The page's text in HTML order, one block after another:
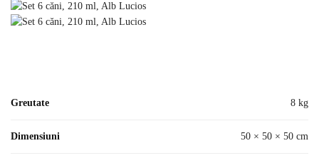
Greutate 8 kg
Dimensiuni 50 × 50 × 50 cm